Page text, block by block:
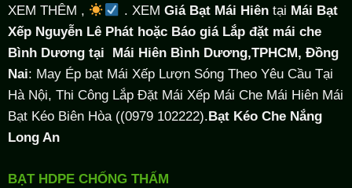
XEM THÊM ,
. XEM Giá Bạt Mái Hiêntại Mái Bạt
Xếp Nguyễn Lê Phát hoặc Báo giá Lắp đặt mái che
Bình Dương tại Mái Hiên Bình Dương,TPHCM, Đồng
Nai: May Ép bạt Mái Xếp Lượn Sóng Theo Yêu Cầu Tại
Hà Nội, Thi Công Lắp Đặt Mái Xếp Mái Che Mái Hiên Mái
Bạt Kéo Biên Hòa ((0979 102222).Bạt Kéo Che Nắng
Long An
BẠT HDPE CHỐNG THẤM